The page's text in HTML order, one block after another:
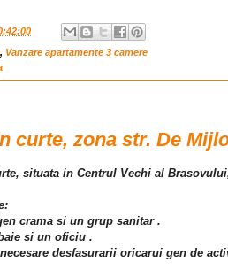
, Vanzare apartamente 3 camere
curte, zona str. De
situata in Centrul Vechi al
crama si un grup sanitar .
si un oficiu .
desfasurarii oricarui gen de